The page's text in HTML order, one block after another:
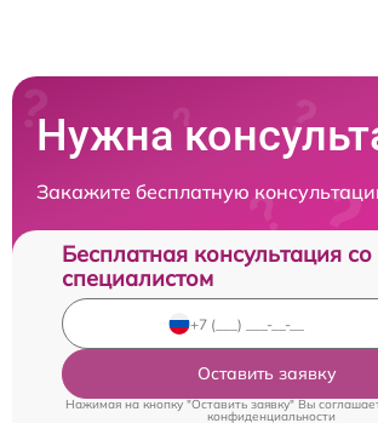
Нужна
Закажите бесплатную
Бесплатная консультация со
специалистом
Оставить заявку
Нажимая на кнопку "Оставить заявку" Вы
конфиденциальности